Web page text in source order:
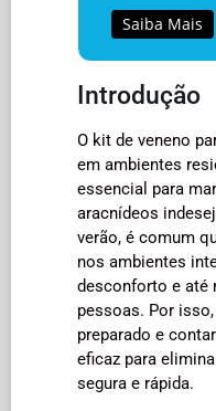
Saiba Mais
Introdução
O kit de veneno
em ambientes
essencial para
aracnídeos
verão, é comum
nos ambientes
desconforto e até
pessoas. Por
preparado e
eficaz para
segura e rápida.